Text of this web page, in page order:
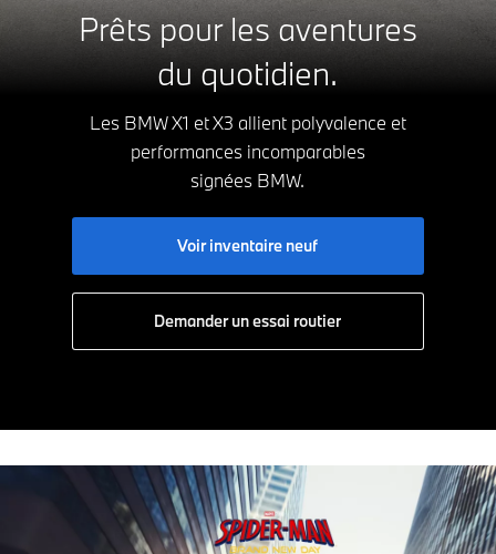
Prêts pour les aventures
du quotidien.
Les BMW X1 et X3 allient polyvalence et
performances incomparables
signées BMW.
Voir inventaire neuf
Demander un essai routier